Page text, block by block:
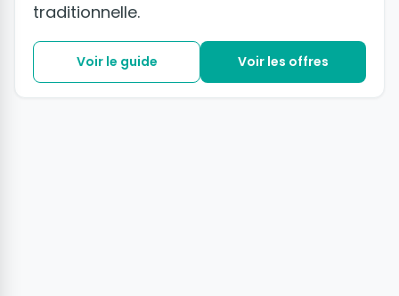
traditionnelle.
Voir le guide Voir les offres